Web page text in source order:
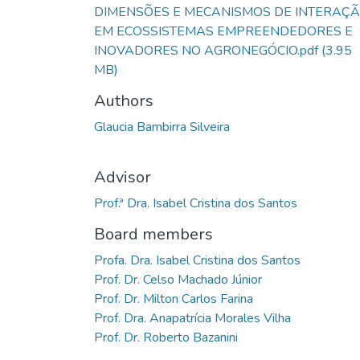
DIMENSÕES E MECANISMOS DE
EM ECOSSISTEMAS EMPREENDEDORES E
INOVADORES NO AGRONEGÓCIO.pdf(3.95
MB)
Authors
Glaucia Bambirra Silveira
Advisor
Prof.ª Dra. Isabel Cristina dos Santos
Board members
Profa. Dra. Isabel Cristina dos Santos
Prof. Dr. Celso Machado Júnior
Prof. Dr. Milton Carlos Farina
Prof. Dra. Anapatrícia Morales Vilha
Prof. Dr. Roberto Bazanini